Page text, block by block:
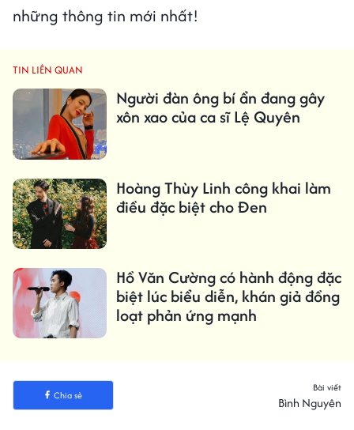
những thông tin mới nhất!
TIN LIÊN QUAN
Người đàn ông bí ẩn đang gây
xôn xao của ca sĩ Lệ Quyên
Hoàng Thùy Linh công khai làm
điều đặc biệt cho Đen
Hồ Văn Cường có hành động đặc
biệt lúc biểu diễn, khán giả đồng
loạt phản ứng mạnh
Chia sẻ
Bài viết
Bình Nguyên